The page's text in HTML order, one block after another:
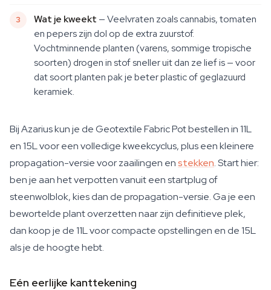
Wat je kweekt — Veelvraten zoals cannabis, tomaten
en pepers zijn dol op de extra zuurstof.
Vochtminnende planten (varens, sommige tropische
soorten) drogen in stof sneller uit dan ze lief is — voor
dat soort planten pak je beter plastic of geglazuurd
keramiek.
Bij Azarius kun je de Geotextile Fabric Pot bestellen in 11L
en 15L voor een volledige kweekcyclus, plus een kleinere
propagation-versie voor zaailingen enstekken. Start hier:
ben je aan het verpotten vanuit een startplug of
steenwolblok, kies dan de propagation-versie. Ga je een
bewortelde plant overzetten naar zijn definitieve plek,
dan koop je de 11L voor compacte opstellingen en de 15L
als je de hoogte hebt.
Eén eerlijke kanttekening